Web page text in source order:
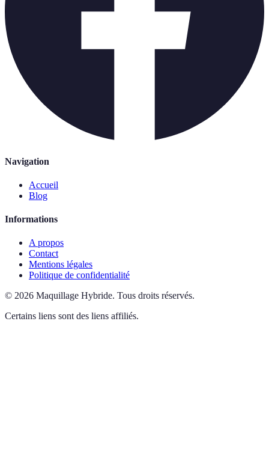
Navigation
Accueil
Blog
Informations
A propos
Contact
Mentions légales
Politique de confidentialité
© 2026 Maquillage Hybride. Tous droits réservés.
Certains liens sont des liens affiliés.